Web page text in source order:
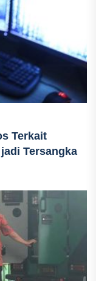
Terkait
Tersangka